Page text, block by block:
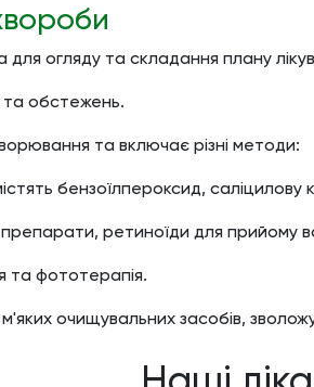
огляду та складання плану
та обстежень.
та включає різні методи:
бензоїлпероксид, саліцилову
ретиноїди для прийому
та фототерапія.
очищувальних засобів,